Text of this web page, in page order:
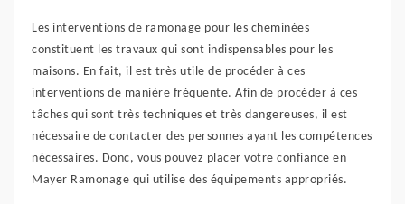
Les interventions de ramonage pour les cheminées
constituent les travaux qui sont indispensables pour les
maisons. En fait, il est très utile de procéder à ces
interventions de manière fréquente. Afin de procéder à ces
tâches qui sont très techniques et très dangereuses, il est
nécessaire de contacter des personnes ayant les compétences
nécessaires. Donc, vous pouvez placer votre confiance en
Mayer Ramonage qui utilise des équipements appropriés.